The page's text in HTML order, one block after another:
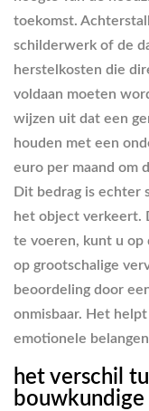
toekomst.
schilderwerk of de
herstelkosten die
voldaan moeten
wijzen uit dat een
houden met een
euro per maand om
Dit bedrag is echter
het object verkeert.
te voeren, kunt u op
op grootschalige
beoordeling door
onmisbaar. Het
emotionele
het verschil